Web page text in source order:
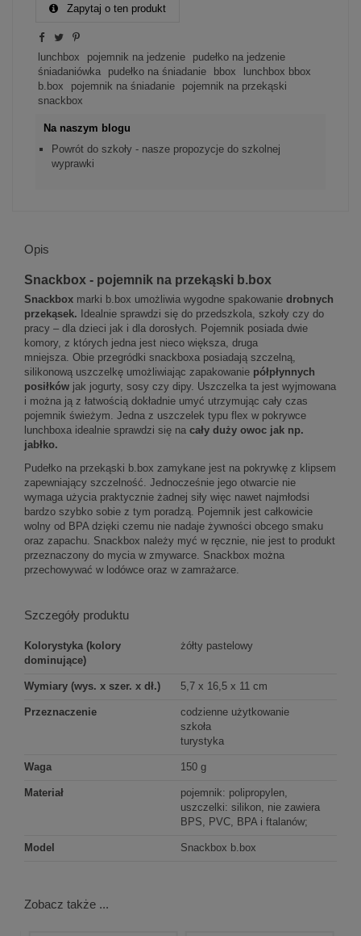
Zapytaj o ten produkt
lunchbox pojemnik na jedzenie
pudełko na jedzenie
śniadaniówka
pudełko na śniadanie bbox
lunchbox bbox
b.box
pojemnik na śniadanie
pojemnik na przekąski
snackbox
Na naszym blogu
Powrót do szkoły - nasze propozycje do szkolnej
wyprawki
Opis
Snackbox - pojemnik na przekąski b.box
Snackbox marki b.box umożliwia wygodne spakowanie drobnych
przekąsek. Idealnie sprawdzi się do przedszkola, szkoły czy do
pracy – dla dzieci jak i dla dorosłych. Pojemnik posiada dwie
komory, z których jedna jest nieco większa, druga
mniejsza. Obie przegródki snackboxa posiadają szczelną,
silikonową uszczelkę umożliwiając zapakowanie półpłynnych
posiłków jak jogurty, sosy czy dipy. Uszczelka ta jest wyjmowana
i można ją z łatwością dokładnie umyć utrzymując cały czas
pojemnik świeżym. Jedna z uszczelek typu flex w pokrywce
lunchboxa idealnie sprawdzi się na cały duży owoc jak np.
jabłko.
Pudełko na przekąski b.box zamykane jest na pokrywkę z klipsem
zapewniający szczelność. Jednocześnie jego otwarcie nie
wymaga użycia praktycznie żadnej siły więc nawet najmłodsi
bardzo szybko sobie z tym poradzą. Pojemnik jest całkowicie
wolny od BPA dzięki czemu nie nadaje żywności obcego smaku
oraz zapachu. Snackbox należy myć w ręcznie, nie jest to produkt
przeznaczony do mycia w zmywarce. Snackbox można
przechowywać w lodówce oraz w zamrażarce.
Szczegóły produktu
Kolorystyka (kolory
dominujące)
żółty pastelowy
Wymiary (wys. x szer. x dł.) 5,7 x 16,5 x 11 cm
Przeznaczenie
codzienne użytkowanie
szkoła
turystyka
Waga 150 g
Materiał
pojemnik: polipropylen,
uszczelki: silikon, nie zawiera
BPS, PVC, BPA i ftalanów;
Model Snackbox b.box
Zobacz także ...